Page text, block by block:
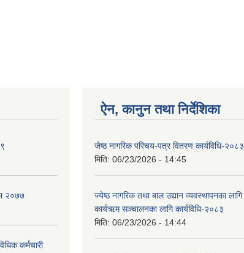
२०७७
कर्मचारी
ऐन, कानुन तथा निर्देशिका
जेष्ठ नागरिक परिचय-पत्र वितरण कार्यविधि-२०८३
मिति: 06/23/2026 - 14:45
ज्येष्ठ नागरिक तथा बाल उद्यान व्यवस्थापनका लागि
कार्यऋम सञ्चालनका लागि कार्यविधि-२०८३
मिति: 06/23/2026 - 14:44